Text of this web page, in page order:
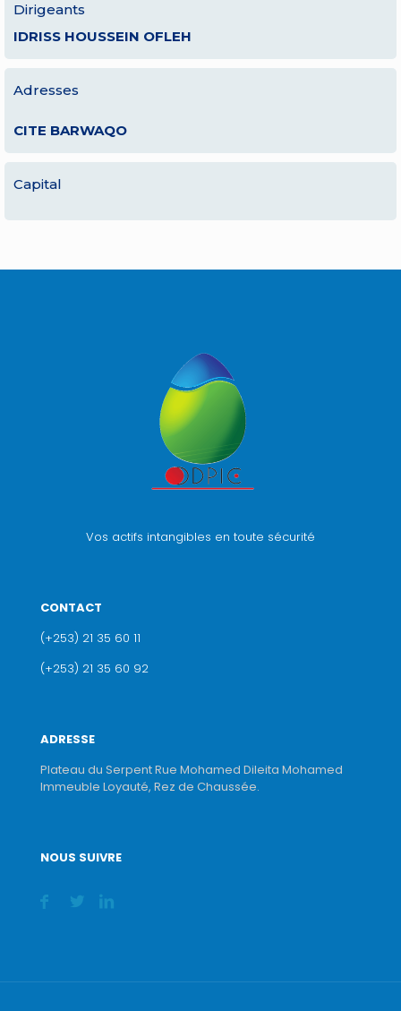
Dirigeants
IDRISS HOUSSEIN OFLEH
Adresses
CITE BARWAQO
Capital
Vos actifs intangibles en toute sécurité
CONTACT
(+253) 21 35 60 11
(+253) 21 35 60 92
ADRESSE
Plateau du Serpent Rue Mohamed Dileita Mohamed
Immeuble Loyauté, Rez de Chaussée.
NOUS SUIVRE